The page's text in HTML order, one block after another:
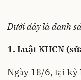
Dưới đây là danh
1. Luật KHCN
Ngày 18/6, tại kỳ